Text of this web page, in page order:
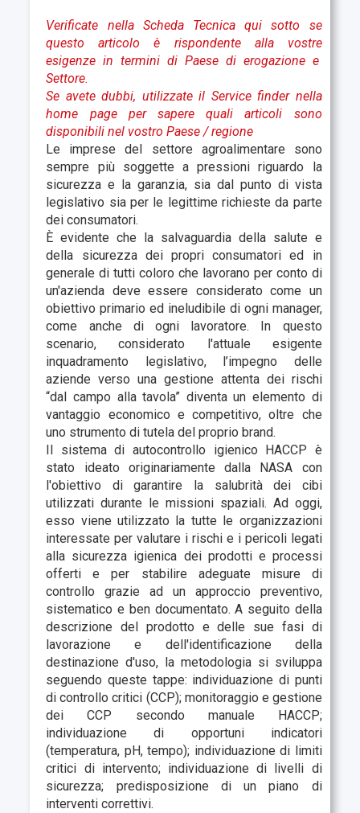
Verificate nella Scheda Tecnica qui sotto se
questo articolo è rispondente alla vostre
esigenze in termini di Paese di erogazione e
Settore.
Se avete dubbi, utilizzate il Service finder nella
home page per sapere quali articoli sono
disponibili nel vostro Paese/ regione
Le imprese del settore agroalimentare sono
sempre più soggette a pressioni riguardo la
sicurezza e la garanzia, sia dal punto di vista
legislativo sia per le legittime richieste da parte
dei consumatori.
È evidente che la salvaguardia della salute e
della sicurezza dei propri consumatori ed in
generale di tutti coloro che lavorano per conto di
un'azienda deve essere considerato come un
obiettivo primario ed ineludibile di ogni manager,
come anche di ogni lavoratore. In questo
scenario, considerato l'attuale esigente
inquadramento legislativo, l’impegno delle
aziende verso una gestione attenta dei rischi
“dal campo alla tavola” diventa un elemento di
vantaggio economico e competitivo, oltre che
uno strumento di tutela del proprio brand.
Il sistema di autocontrollo igienico HACCP è
stato ideato originariamente dalla NASA con
l'obiettivo di garantire la salubrità dei cibi
utilizzati durante le missioni spaziali. Ad oggi,
esso viene utilizzato la tutte le organizzazioni
interessate pervalutare i rischi e i pericoli legati
alla sicurezza igienica dei prodotti e processi
offerti e per stabilire adeguate misure di
controllo grazie ad un approccio preventivo,
sistematico e ben documentato. A seguito della
descrizione del prodotto e delle sue fasi di
lavorazione e dell'identificazione della
destinazione d'uso, la metodologia si sviluppa
seguendo queste tappe: individuazione di punti
di controllo critici (CCP); monitoraggio e gestione
deiCCP secondo manuale HACCP;
individuazione di opportuni indicatori
(temperatura, pH, tempo); individuazione di limiti
critici di intervento; individuazione di livelli di
sicurezza; predisposizione di unpiano di
interventi correttivi.